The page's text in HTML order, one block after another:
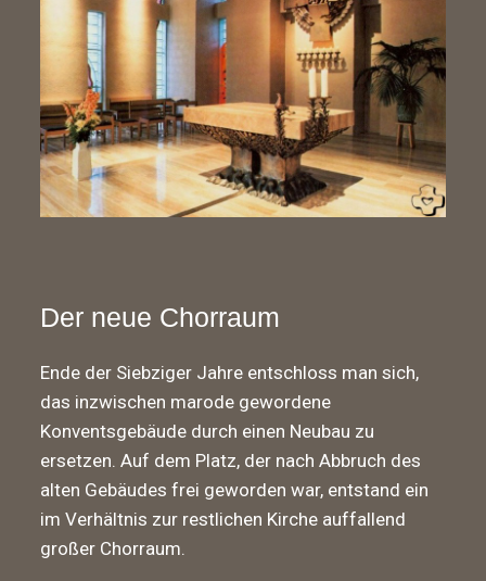
Der neue Chorraum
Ende der Siebziger Jahre entschloss man sich,
das inzwischen marode gewordene
Konventsgebäude durch einen Neubau zu
ersetzen. Auf dem Platz, der nach Abbruch des
alten Gebäudes frei geworden war, entstand ein
im Verhältnis zur restlichen Kirche auffallend
großer Chorraum.